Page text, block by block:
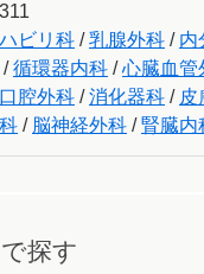
ビリ科 /乳腺外科 / 内
/循環器内科 /心臓血管
腔外科 /消化器科 / 皮
/ 脳神経外科 /腎臓内
探す